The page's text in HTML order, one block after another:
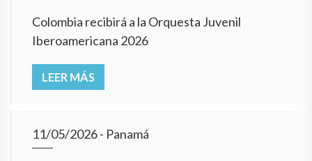
Colombia recibirá a la Orquesta Juvenil
Iberoamericana 2026
LEER MÁS
11/05/2026- Panamá